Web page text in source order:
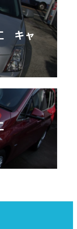
キャ
工